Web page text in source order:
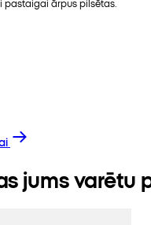
ārpus pilsētas.
jums varētu